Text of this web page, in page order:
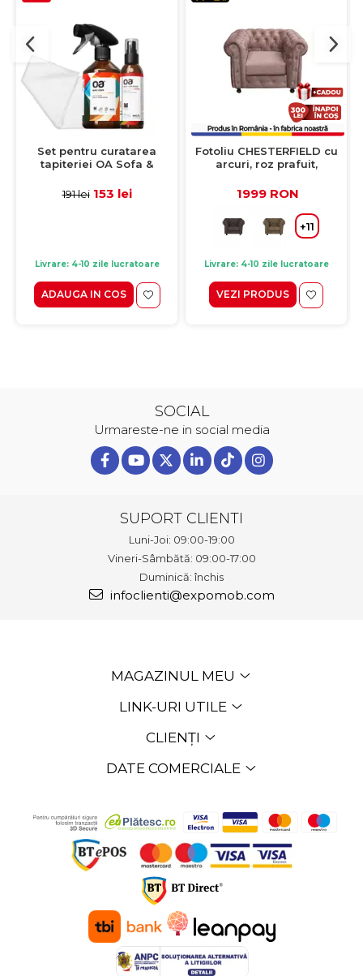
Set pentru curatarea
tapiteriei OA Sofa &
Laveta din microfibra
191 lei 153 lei
Livrare: 4-10 zile lucratoare
ADAUGA IN COS
Fotoliu CHESTERFIELD cu
arcuri, roz prafuit,
1999 RON
+11
Livrare: 4-10 zile lucratoare
VEZI PRODUS
SOCIAL
Urmareste-ne in social media
SUPORT CLIENTI
Luni-Joi: 09:00-19:00
Vineri-Sâmbătă: 09:00-17:00
Duminică: închis
infoclienti@expomob.com
MAGAZINUL MEU
LINK-URI UTILE
CLIENȚI
DATE COMERCIALE